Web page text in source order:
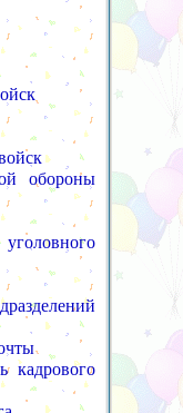
обороны
кадрового